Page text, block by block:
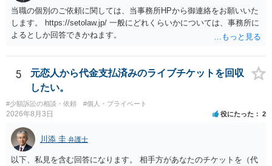
う。 何か本人を示す事実（振込先などの情報）から、相手の住所等の
情報を割り出していくしかないように思えます。 以上、ご参考まで。
当職の個別のご依頼に関しては、当事務所HPから御連絡をお願いいた
します。 https://setolaw.jp/ 一般にどれくらいかについては、事務所に
よるとしか回答できかねます。
5
元恋人から代金支払済みのライブチケットを回収
したい。
#少額訴訟の相談・依頼 #個人・プライベート
2026年8月3日 役にたった 2
川添 圭 弁護士
以下、私見を含む回答になります。 相手方があなたのチケットを（代